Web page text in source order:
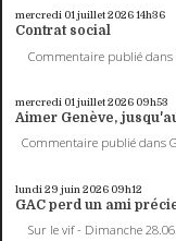
mercredi 01juillet 202614h36
Contrat social
Commentaire publié dans
mercredi 01 juillet 2026 09h53
Aimer Genève,
Commentaire publié dans
lundi 29 juin 2026 09h12
GAC perd un ami
Sur le vif - Dimanche